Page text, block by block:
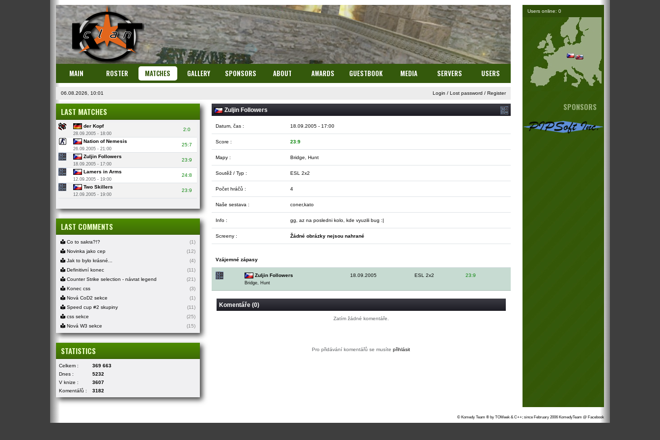
MAIN ROSTER MATCHES GALLERY SPONSORS ABOUT AWARDS GUESTBOOK MEDIA SERVERS USERS
06.08.2026, 10:01 Login / Lost password / Register
LAST MATCHES
der Kopf
28.09.2005 - 18:00
2:0
Nation of Nemesis
26.09.2005 - 21:00
25:7
Zuljin Followers
18.09.2005 - 17:00
23:9
Lamers in Arms
12.09.2005 - 19:00
24:8
Two Skillers
12.09.2005 - 19:00
23:9
LAST COMMENTS
Co to sakra?!?
(1)
Novinka jako cep
(12)
Jak to bylo krásné...
(4)
Definitivní konec
(11)
Counter Strike selection - návrat legend
(21)
Konec css
(3)
Nová CoD2 sekce
(1)
Speed cup #2 skupiny
(11)
css sekce
(25)
Nová W3 sekce
(15)
STATISTICS
Celkem :
369 663
Dnes :
5232
V knize :
3607
Komentářů :
3182
Zuljin Followers
Datum, čas : 18.09.2005 - 17:00
Score : 23:9
Mapy : Bridge, Hunt
Soutěž / Typ : ESL 2x2
Počet hráčů : 4
Naše sestava : coner,kato
Info : gg, az na posledni kolo, kde vyuzili bug :|
Screeny : Žádné obrázky nejsou nahrané
Vzájemné zápasy
Zuljin Followers
Bridge, Hunt
18.09.2005 ESL 2x2 23:9
Komentáře (0)
Zatím žádné komentáře.
Pro přidávání komentářů se musítepřihlásit
Users online: 0
SPONSORS
© Komedy Team ® by TOMeek & C++; since February 2006 KomedyTeam @ Facebook